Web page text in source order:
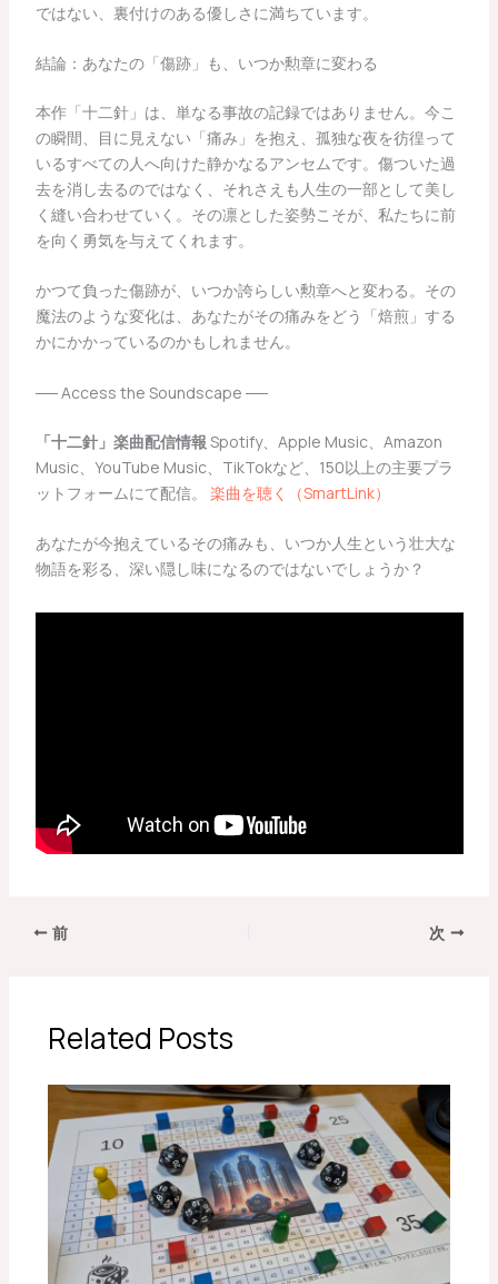
ではない、裏付けのある優しさに満ちています。
結論：あなたの「傷跡」も、いつか勲章に変わる
本作「十二針」は、単なる事故の記録ではありません。今こ
の瞬間、目に見えない「痛み」を抱え、孤独な夜を彷徨って
いるすべての人へ向けた静かなるアンセムです。傷ついた過
去を消し去るのではなく、それさえも人生の一部として美し
く縫い合わせていく。その凛とした姿勢こそが、私たちに前
を向く勇気を与えてくれます。
かつて負った傷跡が、いつか誇らしい勲章へと変わる。その
魔法のような変化は、あなたがその痛みをどう「焙煎」する
かにかかっているのかもしれません。
── Access the Soundscape ──
「十二針」楽曲配信情報 Spotify、Apple Music、Amazon
Music、YouTube Music、TikTokなど、150以上の主要プラ
ットフォームにて配信。 楽曲を聴く（SmartLink）
あなたが今抱えているその痛みも、いつか人生という壮大な
物語を彩る、深い隠し味になるのではないでしょうか？
前 次
Related Posts